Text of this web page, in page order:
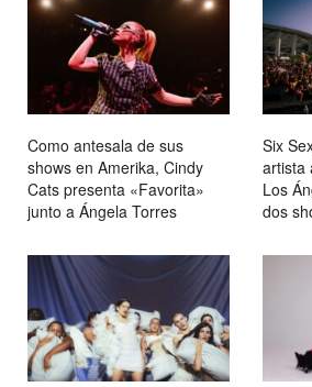
Como antesala de sus
shows en Amerika, Cindy
Cats presenta «Favorita»
junto a Ángela Torres
Six
artista
Los
dos